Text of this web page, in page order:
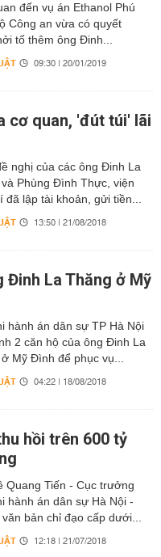
đến vụ án Ethanol Phú
Công an vừa có quyết
tố thêm ông Đinh...
09:30 | 20/01/2019
cơ quan, 'đút túi' lãi
nghị của các ông Đinh La
Phùng Đình Thực, viện
đã lập tài khoản, gửi tiền...
13:50 | 21/08/2018
Đinh La Thăng ở Mỹ
hành án dân sự TP Hà Nội
2 căn hộ của ông Đinh La
Mỹ Đình để phục vụ...
04:22 | 18/08/2018
hồi trên 600 tỷ
Quang Tiến - Cục trưởng
hành án dân sự Hà Nội -
bản chỉ đạo cấp dưới...
12:18 | 21/07/2018